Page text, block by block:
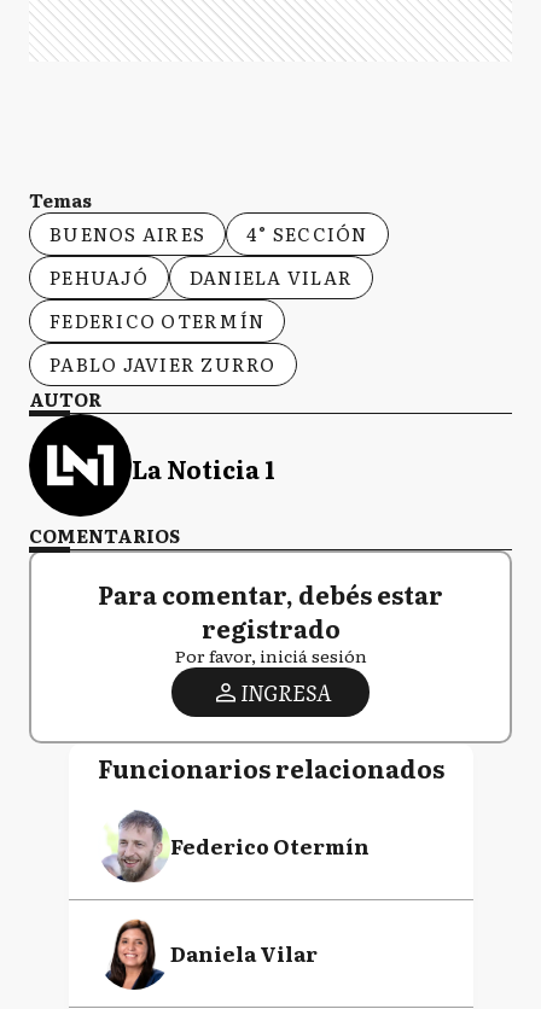
Temas
BUENOS AIRES
4° SECCIÓN
PEHUAJÓ
DANIELA VILAR
FEDERICO OTERMÍN
PABLO JAVIER ZURRO
AUTOR
La Noticia 1
COMENTARIOS
Para comentar, debés estar
registrado
Por favor, iniciá sesión
INGRESA
Funcionarios relacionados
Federico Otermín
Daniela Vilar